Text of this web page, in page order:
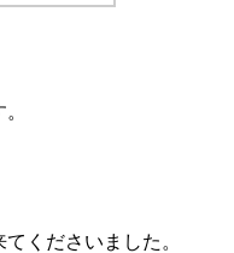
くださいました。